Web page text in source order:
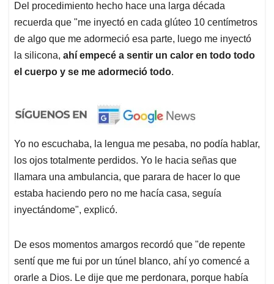
Del procedimiento hecho hace una larga década
recuerda que "me inyectó en cada glúteo 10 centímetros
de algo que me adormeció esa parte, luego me inyectó
la silicona, ahí empecé a sentir un calor en todo todo
el cuerpo y se me adormeció todo.
Yo no escuchaba, la lengua me pesaba, no podía hablar,
los ojos totalmente perdidos. Yo le hacia señas que
llamara una ambulancia, que parara de hacer lo que
estaba haciendo pero no me hacía casa, seguía
inyectándome", explicó.
De esos momentos amargos recordó que "de repente
sentí que me fui por un túnel blanco, ahí yo comencé a
orarle a Dios. Le dije que me perdonara, porque había